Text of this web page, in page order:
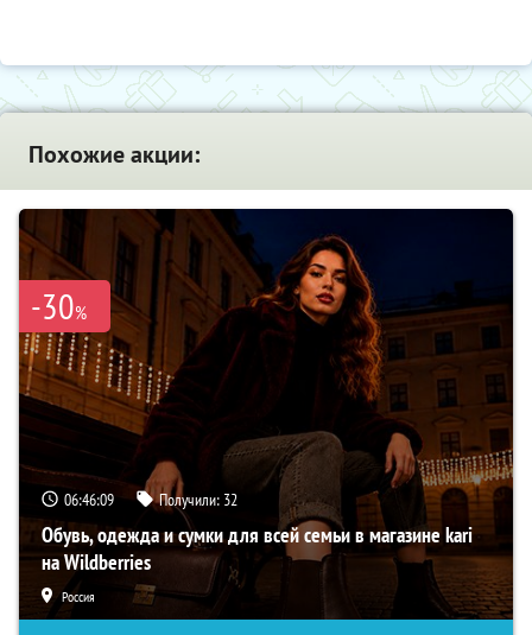
Похожие акции:
-30%
06:46:08 Получили: 32
Обувь, одежда и сумки для всей семьи в магазине kari
на Wildberries
Россия